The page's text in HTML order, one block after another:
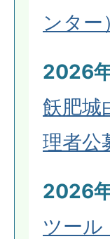
ンター）
2026
飫肥城
理者公
2026
ツール